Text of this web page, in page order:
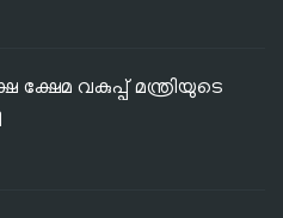
വകുപ്പ് മന്ത്രിയുടെ